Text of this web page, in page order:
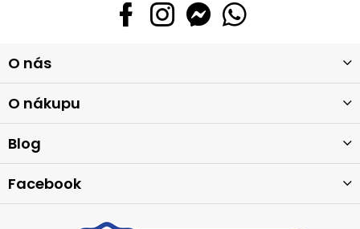
á
p
a
t
O nás
O nákupu
Blog
Facebook